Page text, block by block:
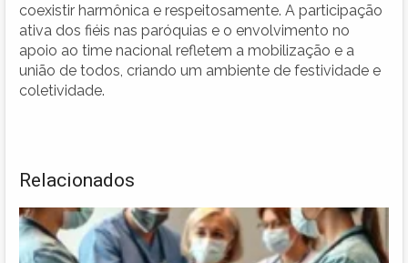
coexistir harmônica e respeitosamente. A participação
ativa dos fiéis nas paróquias e o envolvimento no
apoio ao time nacional refletem a mobilização e a
união de todos, criando um ambiente de festividade e
coletividade.
Relacionados